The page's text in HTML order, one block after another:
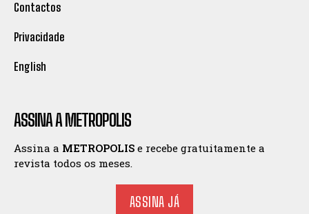
Contactos
Privacidade
English
ASSINA A METROPOLIS
Assina a METROPOLIS e recebe gratuitamente a
revista todos os meses.
ASSINA JÁ